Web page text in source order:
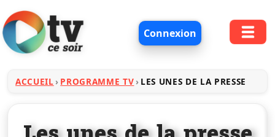
Connexion
ACCUEIL PROGRAMME TV LES UNES DE LA PRESSE